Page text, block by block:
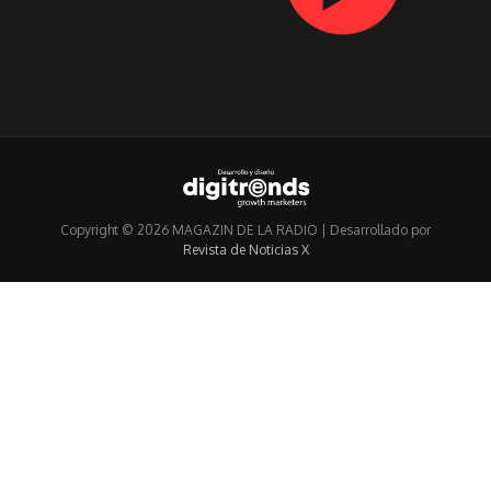
Copyright © 2026 MAGAZIN DE LA RADIO | Desarrollado por
Revista de Noticias X